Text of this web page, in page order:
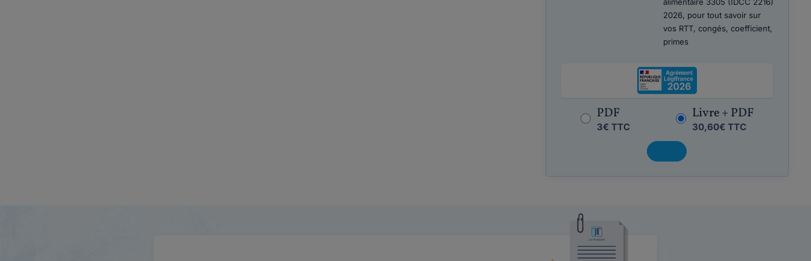
2026, pour tout savoir sur
vos RTT, congés, coefficient,
primes
PDF
3€ TTC
Livre + PDF
30,60€ TTC